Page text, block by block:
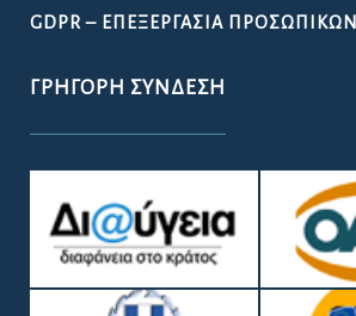
GDPR – ΕΠΕΞΕΡΓΑΣΙΑ
ΓΡΉΓΟΡΗ ΣΎΝΔΕΣΗ